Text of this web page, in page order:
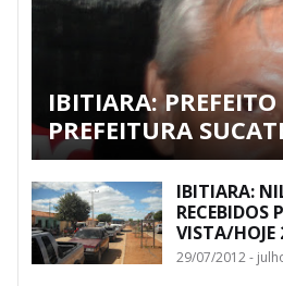
IBITIARA: PREFEITO
PREFEITURA
IBITIARA:
RECEBIDOS
VISTA/
29/07/2012 -